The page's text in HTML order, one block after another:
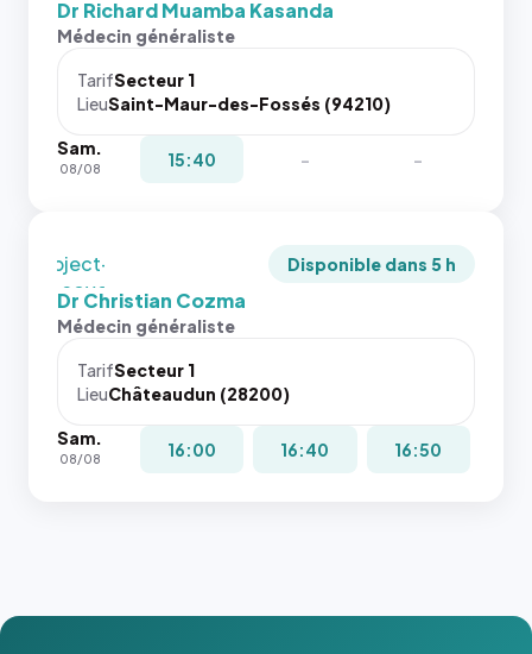
Sans ces
navigateur
pas la
place, et
dernières
images de
l'annuaire
dans ce
cas. #}
Dr Richard Muamba Kasanda
Médecin généraliste
TarifSecteur 1
LieuSaint-Maur-des-Fossés (94210)
Sam.
08/08 15:40 - -
rapport 1:1
juste à
toutes les
puisque la
`object-
fit: cover`.
Sans ces
navigateur
pas la
place, et
Disponible dans 5 h
Dr Christian Cozma
Médecin généraliste
TarifSecteur 1
LieuChâteaudun (28200)
Sam.
08/08 16:00 16:40 16:50